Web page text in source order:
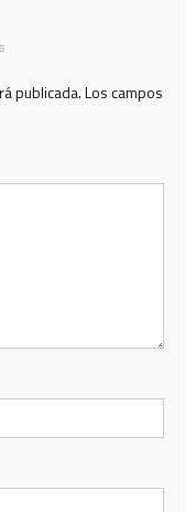
publicada.Los campos